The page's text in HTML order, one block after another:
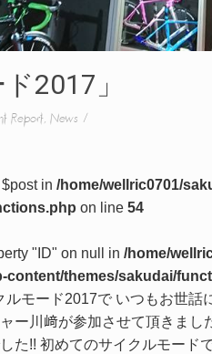
2017」
Report, News
in /home/wellric0701/
on line 54
"ID" on null in /home/
themes/sakudai/
ルモード2017で いつもお世
ー川﨑が参加させて頂きま
た!! 初めてのサイクルモード